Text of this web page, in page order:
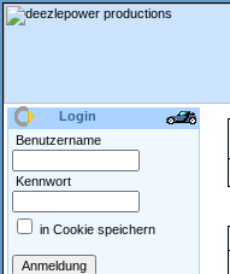
Login
Benutzername
Kennwort
in Cookie speichern